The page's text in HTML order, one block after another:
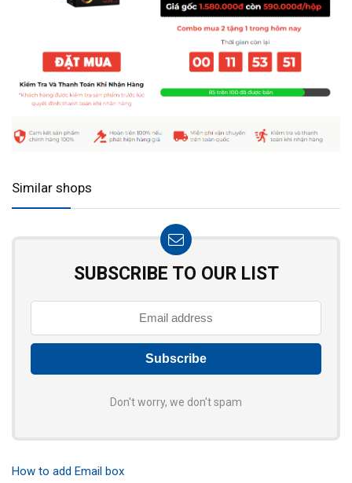
Similar shops
SUBSCRIBE TO OUR LIST
Don't worry, we don't spam
How to add Email box